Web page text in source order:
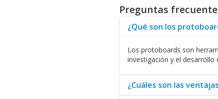
Explora nuestras
Abasteo ofrece una amplia
Protoboards STEREN: Ideal
Protoboards NACIONAL : Una
Protoboards OKY: Con una
Adquirir productos de la
traduce en una ventaja
electrónicos con productos de
Preguntas
¿Qué son los
Los protoboards son
investigación y el
¿Cuáles son las